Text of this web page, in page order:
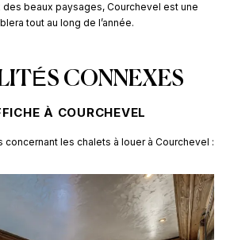
beaux paysages, Courchevel est une
tout au long de l’année.
CONNEXES
À COURCHEVEL
concernant les chalets à louer à Courchevel :